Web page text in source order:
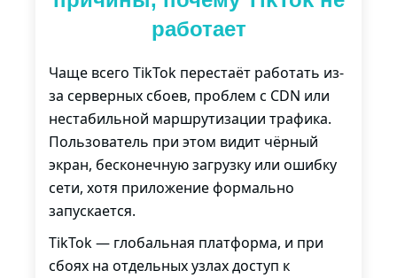
работает
Чаще всего TikTok перестаёт работать из-
за серверных сбоев, проблем с CDN или
нестабильной маршрутизации трафика.
Пользователь при этом видит чёрный
экран, бесконечную загрузку или ошибку
сети, хотя приложение формально
запускается.
TikTok — глобальная платформа, и при
сбоях на отдельных узлах доступ к